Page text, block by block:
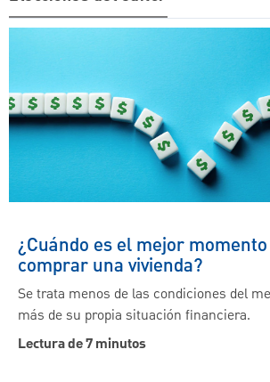
¿Cuándo es el mejor
comprar una vivienda?
Se trata menos de las condiciones del
más de su propia situación financiera.
Lectura de 7 minutos